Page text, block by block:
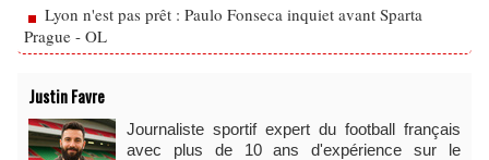
Lyon n'est pas prêt : Paulo Fonseca inquiet avant Sparta
Prague - OL
Justin Favre
Journaliste sportif expert du football français
avec plus de 10 ans d'expérience sur le